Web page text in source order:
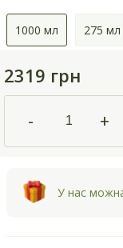
1000 мл 275 мл
2319 грн
- +
У нас